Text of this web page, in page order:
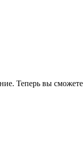
Теперь вы